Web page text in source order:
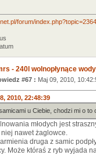
forum/
- 240l wolnopłynące
#67 : Maj 09, 2010,
2010, 22:48:39
u Ciebie, chodzi mi o
młodych jest
niej nawet żaglowce.
druga z samic
Może któraś z ryb wyjada